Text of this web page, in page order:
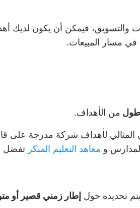
والتسويق، فيمكن أن يكون لديك
من الأهداف.
لأهداف شركة مدرجة على قائمة
و معاهد التعليم المبكر تفضل
تحديده حول إطار زمني قصير أو